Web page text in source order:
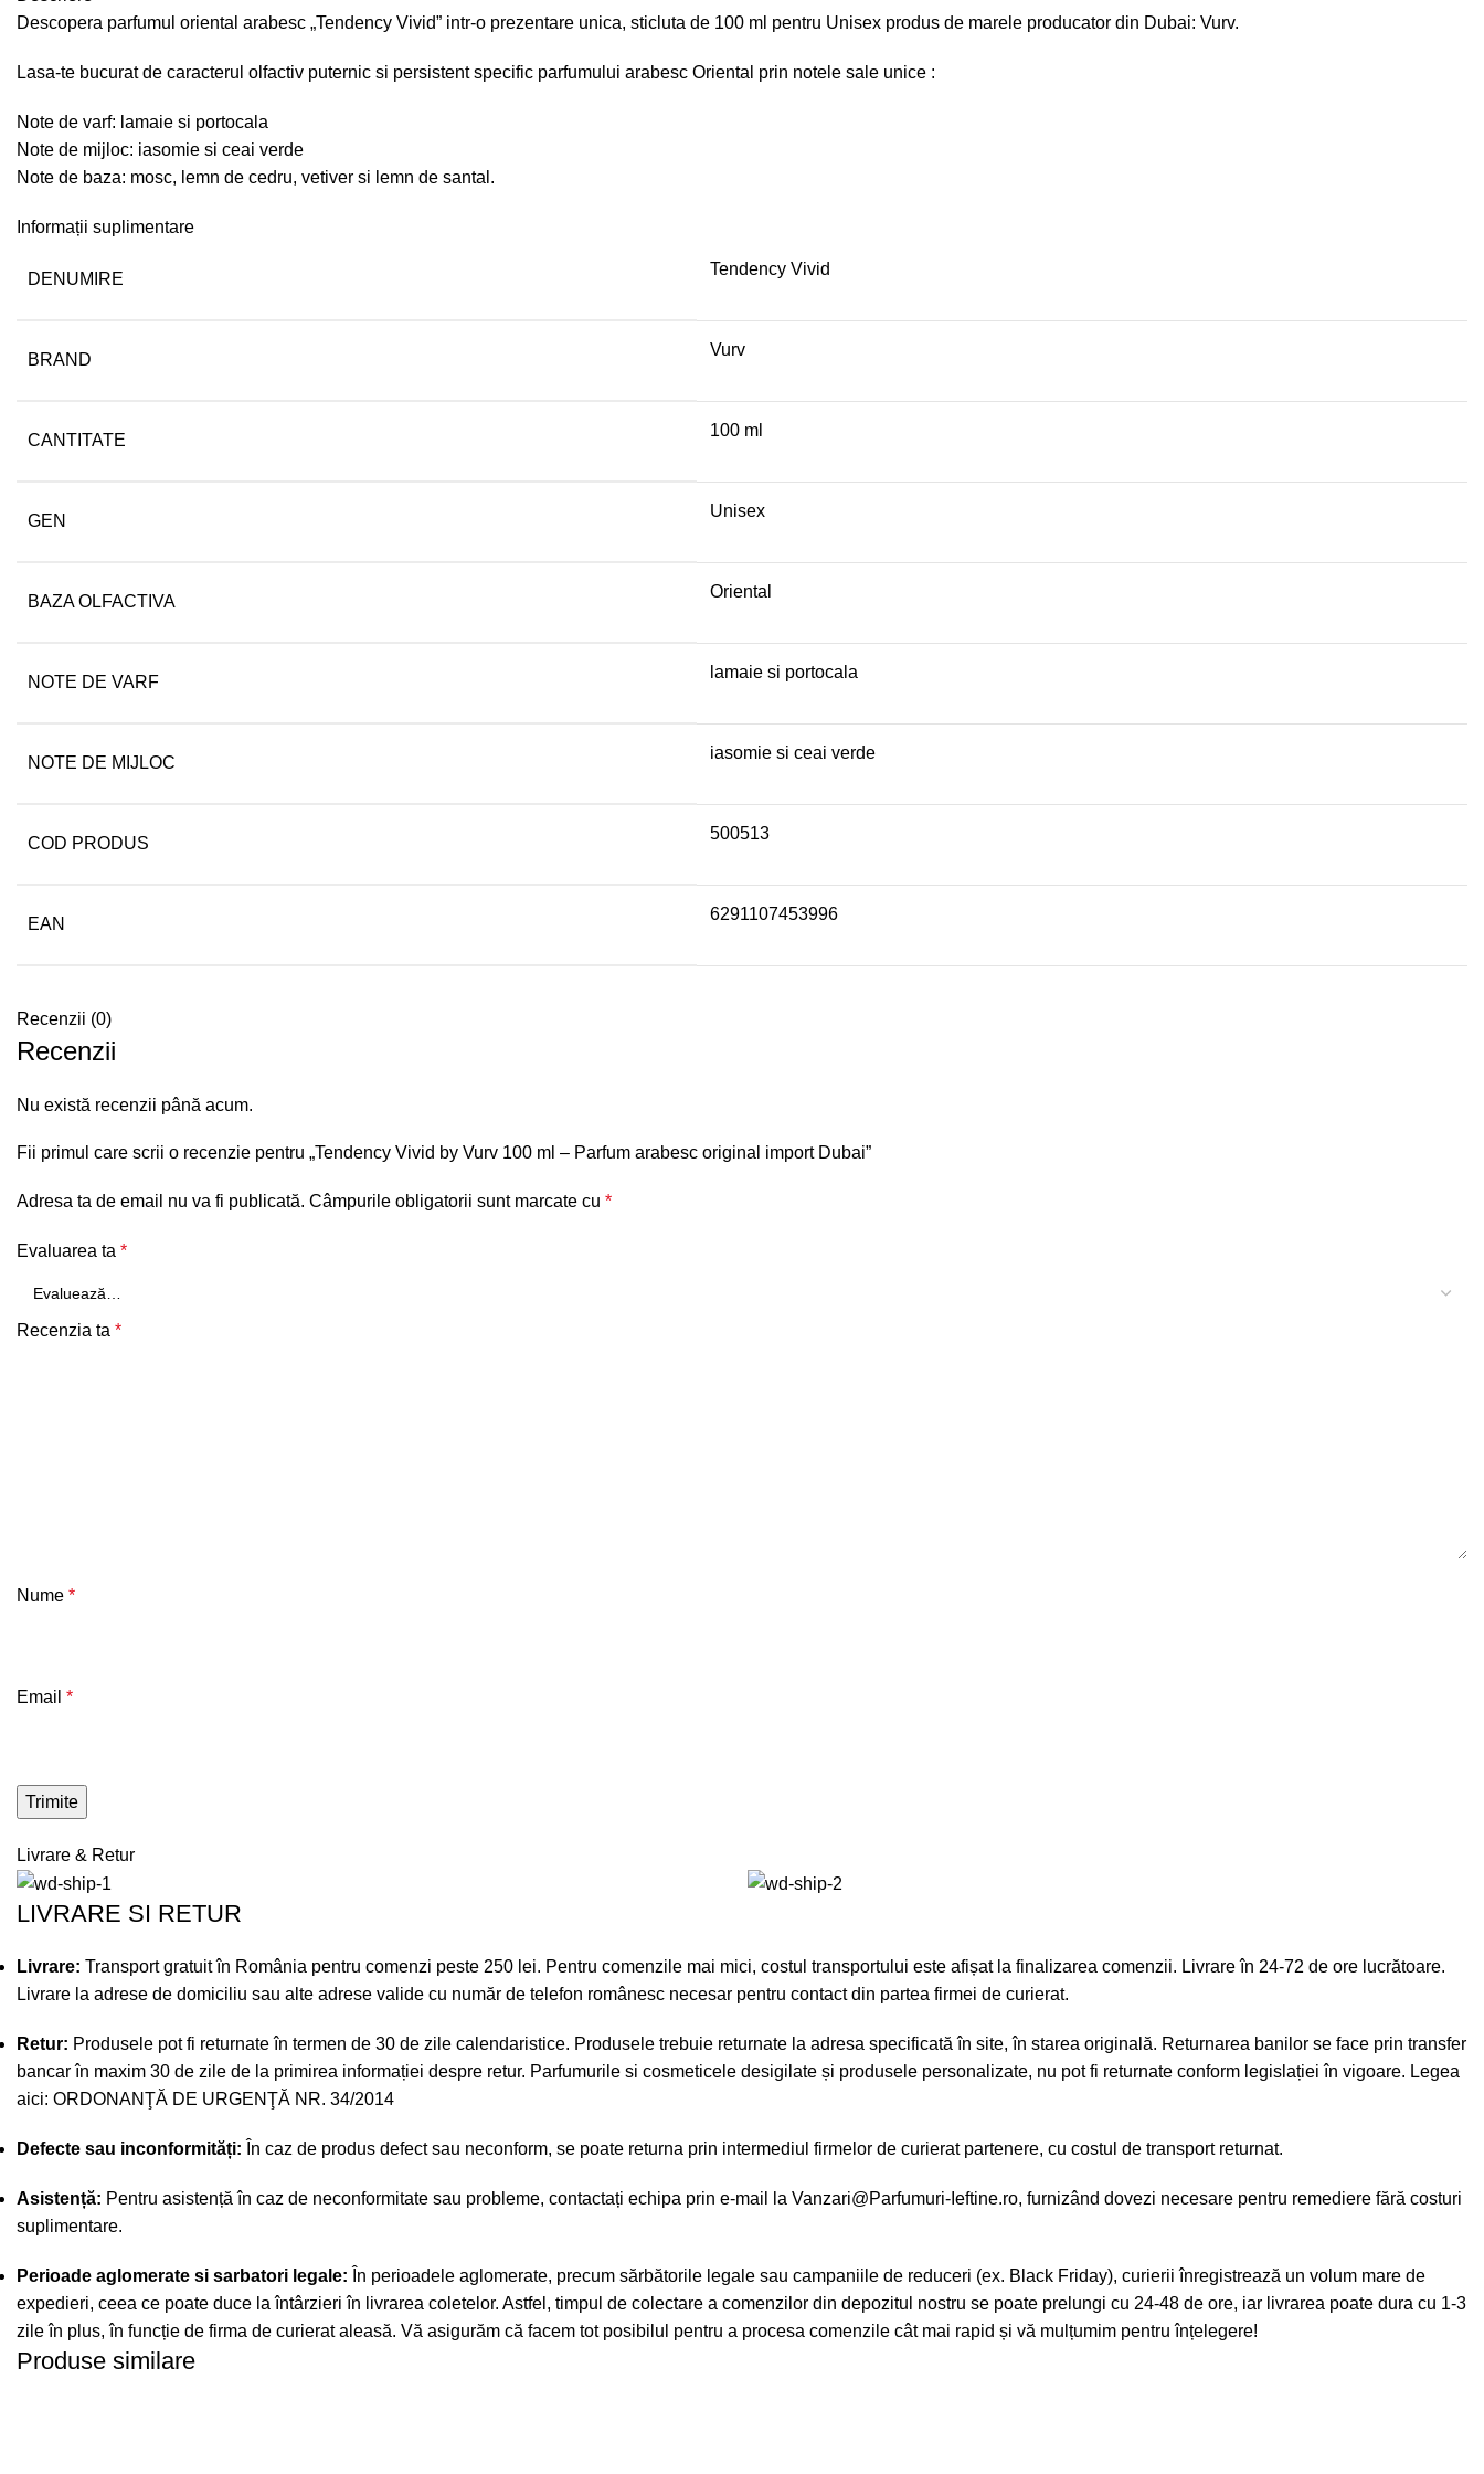
Descopera parfumul oriental arabesc „Tendency Vivid” intr-o prezentare unica, sticluta de 100 ml pentru Unisex produs de marele producator din Dubai: Vurv.
Lasa-te bucurat de caracterul olfactiv puternic si persistent specific parfumului arabesc Oriental prin notele sale unice :
Note de varf: lamaie si portocala
Note de mijloc: iasomie si ceai verde
Note de baza: mosc, lemn de cedru, vetiver si lemn de santal.
Informații suplimentare
DENUMIRE
Tendency Vivid
BRAND
Vurv
CANTITATE
100 ml
GEN
Unisex
BAZA OLFACTIVA
Oriental
NOTE DE VARF
lamaie si portocala
NOTE DE MIJLOC
iasomie si ceai verde
COD PRODUS
500513
EAN
6291107453996
Recenzii (0)
Recenzii
Nu există recenzii până acum.
Fii primul care scrii o recenzie pentru „Tendency Vivid by Vurv 100 ml – Parfum arabesc original import Dubai”
Adresa ta de email nu va fi publicată. Câmpurile obligatorii sunt marcate cu *
Evaluarea ta *
Recenzia ta *
Nume *
Email *
Livrare & Retur
LIVRARE SI RETUR
Livrare: Transport gratuit în România pentru comenzi peste 250 lei. Pentru comenzile mai mici, costul transportului este afișat la finalizarea comenzii. Livrare în 24-72 de ore lucrătoare.
Livrare la adrese de domiciliu sau alte adrese valide cu număr de telefon românesc necesar pentru contact din partea firmei de curierat.
Retur: Produsele pot fi returnate în termen de 30 de zile calendaristice. Produsele trebuie returnate la adresa specificată în site, în starea originală. Returnarea banilor se face prin transfer
bancar în maxim 30 de zile de la primirea informației despre retur. Parfumurile si cosmeticele desigilate și produsele personalizate, nu pot fi returnate conform legislației în vigoare. Legea
aici: ORDONANŢĂ DE URGENŢĂ NR. 34/2014
Defecte sau inconformități: În caz de produs defect sau neconform, se poate returna prin intermediul firmelor de curierat partenere, cu costul de transport returnat.
Asistență: Pentru asistență în caz de neconformitate sau probleme, contactați echipa prin e-mail la Vanzari@Parfumuri-Ieftine.ro, furnizând dovezi necesare pentru remediere fără costuri
suplimentare.
Perioade aglomerate si sarbatori legale: În perioadele aglomerate, precum sărbătorile legale sau campaniile de reduceri (ex. Black Friday), curierii înregistrează un volum mare de
expedieri, ceea ce poate duce la întârzieri în livrarea coletelor. Astfel, timpul de colectare a comenzilor din depozitul nostru se poate prelungi cu 24-48 de ore, iar livrarea poate dura cu 1-3
zile în plus, în funcție de firma de curierat aleasă. Vă asigurăm că facem tot posibilul pentru a procesa comenzile cât mai rapid și vă mulțumim pentru înțelegere!
Produse similare